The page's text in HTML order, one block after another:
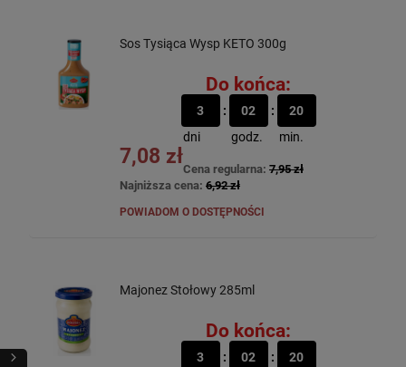
Sos Tysiąca Wysp KETO 300g
Do końca:
3
dni
02
godz.
20
min.
7,08 zł
Cena regularna: 7,95 zł
Najniższa cena: 6,92 zł
POWIADOM O DOSTĘPNOŚCI
Majonez Stołowy 285ml
Do końca:
3 02 20